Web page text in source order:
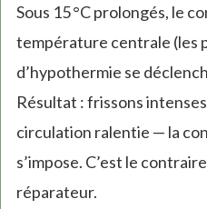
Sous 15 °C prolongés, le
température centrale (les
d’hypothermie se
Résultat : frissons
circulation ralentie — la
s’impose. C’est le
réparateur.